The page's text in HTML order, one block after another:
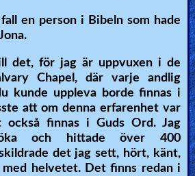
en person i Bibeln som hade
det, för jag är uppvuxen i de
Chapel, där varje andlig
kunde uppleva borde finnas i
att om denna erfarenhet var
också finnas i Guds Ord. Jag
och hittade över 400
det jag sett, hört, känt,
helvetet. Det finns redan i